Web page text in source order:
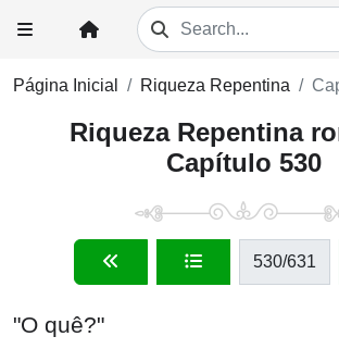
Página Inicial Riqueza Repentina
Riqueza Repentina
Capítulo 530
530/631
"O quê?"